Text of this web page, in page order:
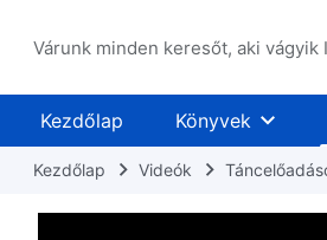
Várunk minden keresőt, aki
Kezdőlap Könyvek
Kezdőlap Videók